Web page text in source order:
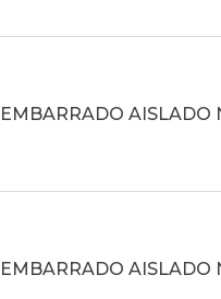
EMBARRADO AISLADO
EMBARRADO AISLADO